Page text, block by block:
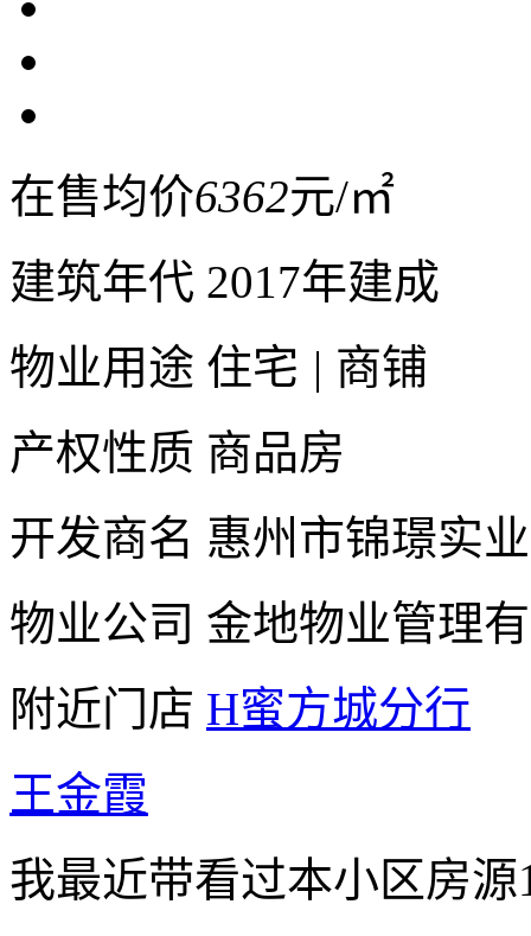
在售均价6362元/㎡
建筑年代 2017年建成
物业用途 住宅 | 商铺
产权性质 商品房
开发商名 惠州市锦璟实
物业公司 金地物业管理
附近门店 H蜜方城分行
王金霞
我最近带看过本小区房